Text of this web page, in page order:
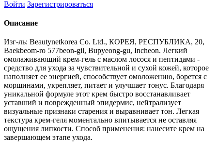
Войти Зарегистрироваться
Описание
Изг-ль: Beautynetkorea Co. Ltd., КОРЕЯ, РЕСПУБЛИКА, 20,
Baekbeom-ro 577beon-gil, Bupyeong-gu, Incheon. Легкий
омолаживающий крем-гель с маслом лосося и пептидами -
средство для ухода за чувствительной и сухой кожей, которое
наполняет ее энергией, способствует омоложению, борется с
морщинами, укрепляет, питает и улучшает тонус. Благодаря
уникальной формуле этот крем быстро восстанавливает
уставший и поврежденный эпидермис, нейтрализует
визуальные признаки старения и выравнивает тон. Легкая
текстура крем-геля моментально впитывается не оставляя
ощущения липкости. Способ применения: нанесите крем на
завершающем этапе ухода.